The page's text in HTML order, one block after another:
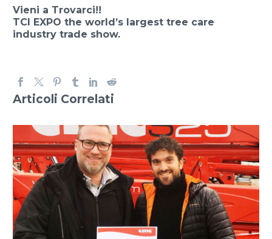
Vieni a Trovarci!!
TCI EXPO the world’s largest tree care
industry trade show.
Articoli Correlati